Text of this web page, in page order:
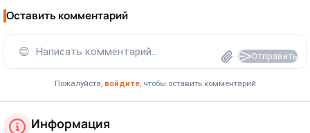
Оставить комментарий
😊 Написать комментарий... Отправить
Пожалуйста, войдите, чтобы оставить комментарий
Информация